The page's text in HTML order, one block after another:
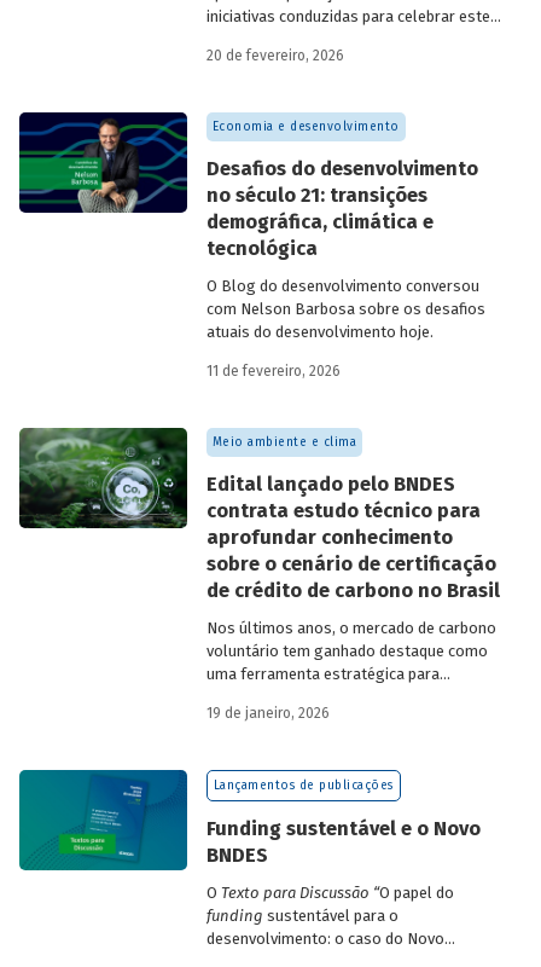
iniciativas conduzidas para celebrar este
quanto para a história do
Brasil, está o lançamento da publicação
“BNDES Exim: 35 anos de apoio às
20 de fevereiro, 2026
Economia e desenvolvimento
Desafios do desenvolvimento
no século 21: transições
demográfica, climática e
tecnológica
O Blog do desenvolvimento conversou
com Nelson Barbosa sobre os desafios
atuais do desenvolvimento hoje.
11 de fevereiro, 2026
Meio ambiente e clima
Edital lançado pelo BNDES
contrata estudo técnico para
aprofundar conhecimento
sobre o cenário de certificação
de crédito de carbono no Brasil
Nos últimos anos, o mercado de carbono
voluntário tem ganhado destaque como
uma ferramenta estratégica para
de carbono e demonstrar compromisso
19 de janeiro, 2026
Lançamentos de publicações
Funding sustentável e o Novo
BNDES
O Texto para Discussão “O papel do
funding sustentável para o
desenvolvimento: o caso do Novo